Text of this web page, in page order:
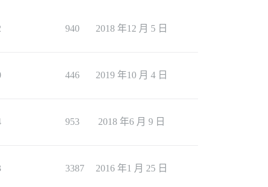
940 2018 年12 月 5 日
446 2019 年10 月 4 日
953 2018 年6 月 9 日
3387 2016 年1 月 25 日